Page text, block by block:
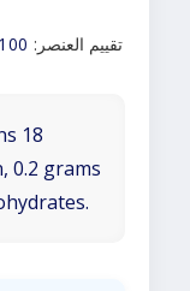
تقييم العنصر:
18
0.2 grams